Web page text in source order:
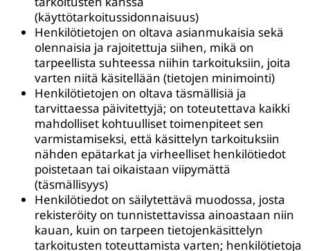
(käyttötarkoitussidonnaisuus)
Henkilötietojen on oltava asianmukaisia sekä
olennaisia ja rajoitettuja siihen, mikä on
tarpeellista suhteessa niihin tarkoituksiin, joita
varten niitä käsitellään (tietojen minimointi)
Henkilötietojen on oltava täsmällisiä ja
tarvittaessa päivitettyjä; on toteutettava kaikki
mahdolliset kohtuulliset toimenpiteet sen
varmistamiseksi, että käsittelyn tarkoituksiin
nähden epätarkat ja virheelliset henkilötiedot
poistetaan tai oikaistaan viipymättä
(täsmällisyys)
Henkilötiedot on säilytettävä muodossa, josta
rekisteröity on tunnistettavissa ainoastaan niin
kauan, kuin on tarpeen tietojenkäsittelyn
tarkoitusten toteuttamista varten; henkilötietoja